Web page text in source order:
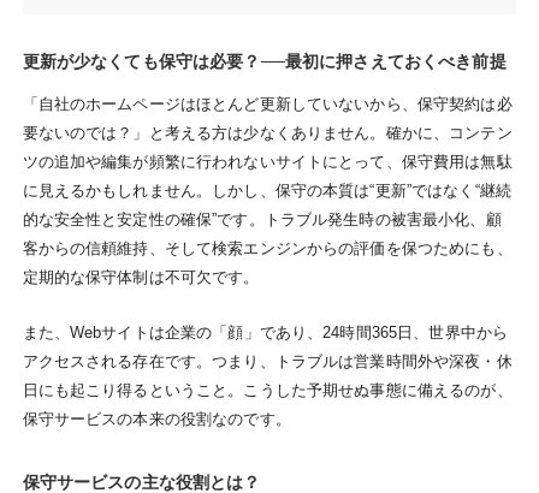
更新が少なくても保守は必要？──最初に押さえておくべき前提
「自社のホームページはほとんど更新していないから、保守契約は必
要ないのでは？」と考える方は少なくありません。確かに、コンテン
ツの追加や編集が頻繁に行われないサイトにとって、保守費用は無駄
に見えるかもしれません。しかし、保守の本質は“更新”ではなく“継続
的な安全性と安定性の確保”です。トラブル発生時の被害最小化、顧
客からの信頼維持、そして検索エンジンからの評価を保つためにも、
定期的な保守体制は不可欠です。
また、Webサイトは企業の「顔」であり、24時間365日、世界中から
アクセスされる存在です。つまり、トラブルは営業時間外や深夜・休
日にも起こり得るということ。こうした予期せぬ事態に備えるのが、
保守サービスの本来の役割なのです。
保守サービスの主な役割とは？